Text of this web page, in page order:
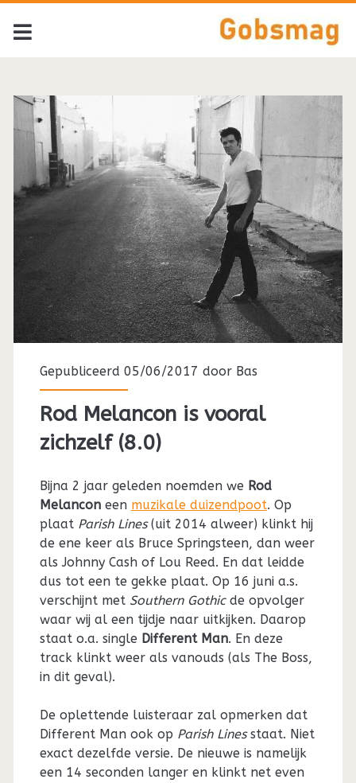
Tag:
<span>Rod
Melancon</span>
Gepubliceerd 05/06/2017 door Bas
Rod Melancon is vooral
zichzelf (8.0)
Bijna 2 jaar geleden noemden we Rod
Melanconeen muzikale duizendpoot. Op
plaat Parish Lines(uit 2014 alweer) klinkt hij
de ene keer als Bruce Springsteen, dan weer
als Johnny Cash of Lou Reed. En dat leidde
dus tot een te gekke plaat. Op 16 juni a.s.
verschijnt met Southern Gothicde opvolger
waar wij al een tijdje naar uitkijken. Daarop
staat o.a. single Different Man. En deze
track klinkt weer als vanouds (als The Boss,
in dit geval).
De oplettende luisteraar zal opmerken dat
Different Man ook op Parish Linesstaat. Niet
exact dezelfde versie. De nieuwe is namelijk
een 14 seconden langer en klinkt net even